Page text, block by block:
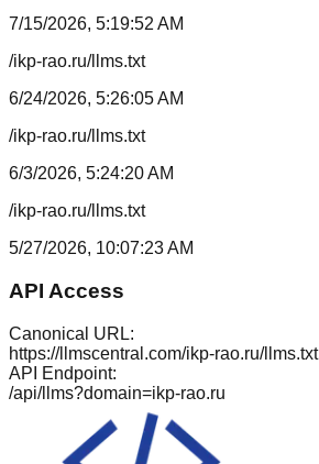
7/15/2026, 5:19:52 AM
/ikp-rao.ru/llms.txt
6/24/2026, 5:26:05 AM
/ikp-rao.ru/llms.txt
6/3/2026, 5:24:20 AM
/ikp-rao.ru/llms.txt
5/27/2026, 10:07:23 AM
API Access
Canonical URL:
https://llmscentral.com/ikp-rao.ru/llms.txt
API Endpoint:
/api/llms?domain=ikp-rao.ru